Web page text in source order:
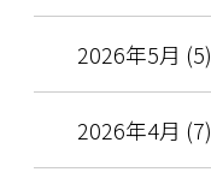
2026年5月 (5)
2026年4月 (7)